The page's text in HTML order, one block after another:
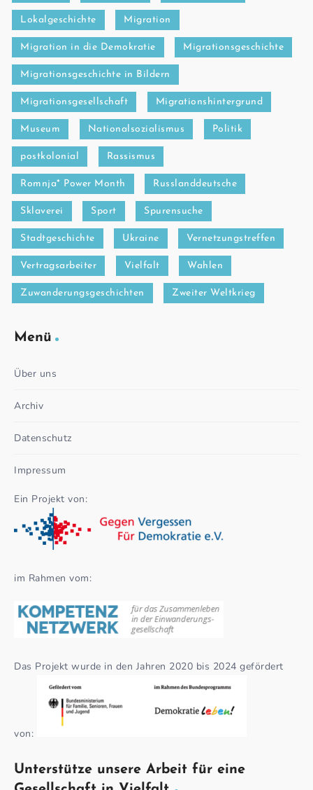
Lokalgeschichte Migration
Migration in die Demokratie Migrationsgeschichte
Migrationsgeschichte in Bildern
Migrationsgesellschaft Migrationshintergrund
Museum Nationalsozialismus Politik
postkolonial Rassismus
Romnja* Power Month Russlanddeutsche
Sklaverei Sport Spurensuche
Stadtgeschichte Ukraine Vernetzungstreffen
Vertragsarbeiter Vielfalt Wahlen
Zuwanderungsgeschichten Zweiter Weltkrieg
Menü
Über uns
Archiv
Datenschutz
Impressum
Ein Projekt von:
im Rahmen vom:
Das Projekt wurde in den Jahren 2020 bis 2024 gefördert
von:
Unterstütze unsere Arbeit für eine